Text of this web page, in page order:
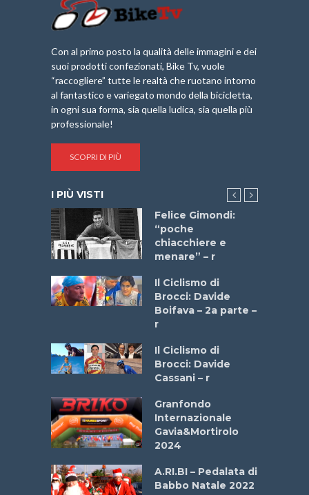
Con al primo posto la qualità delle immagini e dei
suoi prodotti confezionati, Bike Tv, vuole
“raccogliere” tutte le realtà che ruotano intorno
al fantastico e variegato mondo della bicicletta,
in ogni sua forma, sia quella ludica, sia quella più
professionale!
SCOPRI DI PIÙ
I PIÙ VISTI
Felice Gimondi:
“poche
chiacchiere e
menare” – r
Il Ciclismo di
Brocci: Davide
Boifava – 2a parte –
r
Il Ciclismo di
Brocci: Davide
Cassani – r
Granfondo
Internazionale
Gavia&Mortirolo
2024
A.RI.BI – Pedalata di
Babbo Natale 2022